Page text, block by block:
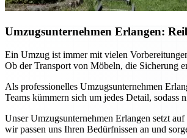
Umzugsunternehmen Erlangen:
Ein Umzug ist immer mit vielen
Ob der Transport von Möbeln, die Sicherung
Als professionelles Umzugsunternehmen
Teams kümmern sich um jedes Detail,
Unser Umzugsunternehmen Erlangen setzt
wir passen uns Ihren Bedürfnissen an und